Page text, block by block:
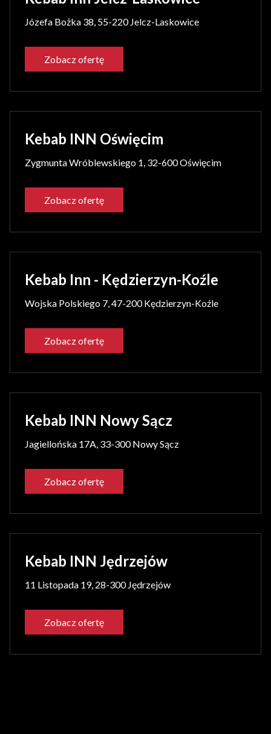
Józefa Bożka 38, 55-220 Jelcz-Laskowice
Zobacz ofertę
Kebab INN Oświęcim
Zygmunta Wróblewskiego 1, 32-600 Oświęcim
Zobacz ofertę
Kebab Inn - Kędzierzyn-Koźle
Wojska Polskiego 7, 47-200 Kędzierzyn-Koźle
Zobacz ofertę
Kebab INN Nowy Sącz
Jagiellońska 17A, 33-300 Nowy Sącz
Zobacz ofertę
Kebab INN Jędrzejów
11 Listopada 19, 28-300 Jędrzejów
Zobacz ofertę